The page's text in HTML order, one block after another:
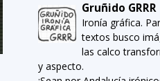
Gruñido GRRR
Ironía gráfica.
textos busco
las calco
y aspecto.